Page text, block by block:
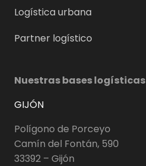
Logística urbana
Partner logístico
Nuestras bases logísticas
GIJÓN
Polígono de Porceyo
Camín del Fontán, 590
33392 – Gijón